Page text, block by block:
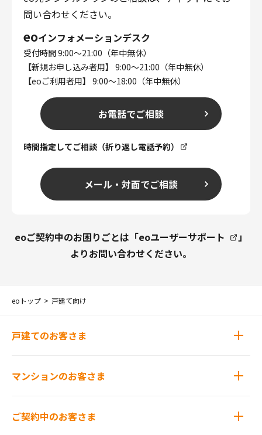
問い合わせください。
eoインフォメーションデスク
受付時間 9:00～21:00（年中無休）
【新規お申し込み者用】 9:00～21:00（年中無休）
【eoご利用者用】 9:00～18:00（年中無休）
お電話でご相談
時間指定してご相談（折り返し電話予約）
メール・対面でご相談
eoご契約中のお困りごとは「eoユーザーサポート
」
よりお問い合わせください。
eoトップ 戸建て向け
戸建てのお客さま
マンションのお客さま
ご契約中のお客さま